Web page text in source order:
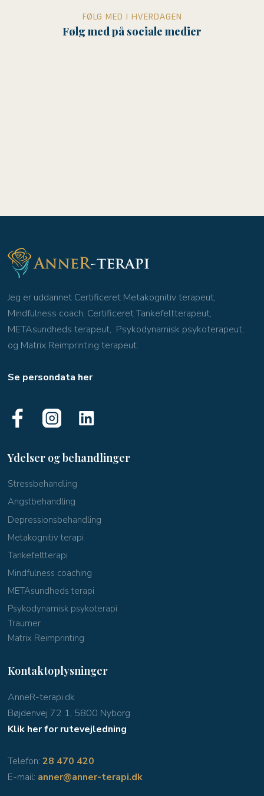
FØLG MED I HVERDAGEN
Følg med på sociale medier
Jeg er uddannet Certificeret Metakognitiv terapeut,
Mindfulness coach, Certificeret Tankefeltterapeut,
METAsundheds terapeut, Psykodynamisk psykoterapeut,
og Matrix Reimprinting terapeut.
Se persondata her
Ydelser og behandlinger
​Stressbehandling
Angstbehandling
Depressionsbehandling
Metakognitiv terapi
Tankefeltterapi
Mindfulness coaching
METAsundheds terapi
Psykodynamisk psykoterapi
Traumer
Matrix Reimprinting
Kontaktoplysninger
AnneR-terapi.dk
Bøjdenvej 72 1, 5800 Nyborg
Klik her for rutevejledning
Telefon:28 470 420
E-mail: anner@anner-terapi.dk